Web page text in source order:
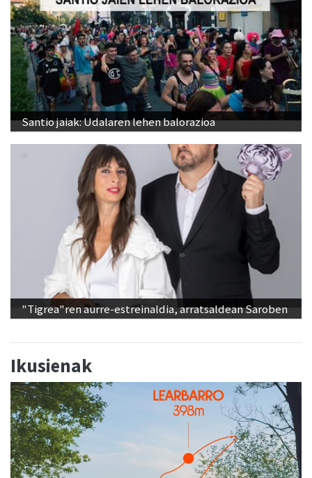
Santio jaiak: Udalaren lehen balorazioa
"Tigrea"ren aurre-estreinaldia, arratsaldean Saroben
Ikusienak